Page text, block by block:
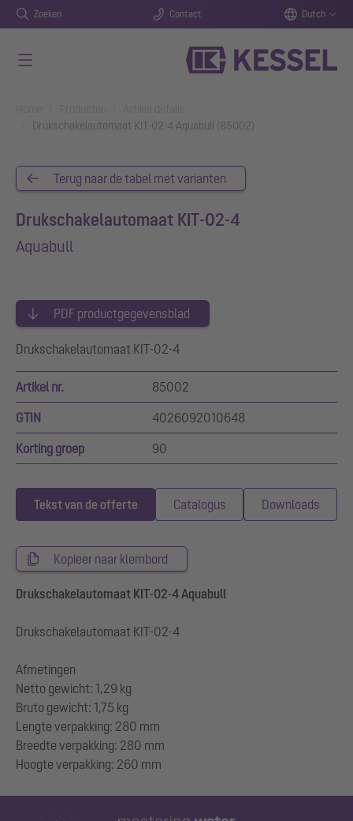
Zoeken Contact Dutch
Drukschakelautomaat KIT-02-4 Aquabull (85002)
Terug naar de tabel met varianten
Drukschakelautomaat KIT-02-4
Aquabull
PDF productgegevensblad
Drukschakelautomaat KIT-02-4
Artikel nr. 85002
GTIN 4026092010648
Korting groep 90
Tekst van de offerte Catalogus Downloads
Kopieer naar klembord
Drukschakelautomaat KIT-02-4 Aquabull
Drukschakelautomaat KIT-02-4
Afmetingen
Netto gewicht: 1,29 kg
Bruto gewicht: 1,75 kg
Lengte verpakking: 280 mm
Breedte verpakking: 280 mm